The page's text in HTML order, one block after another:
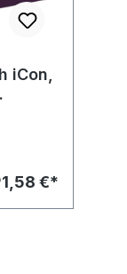
iCon,
€*